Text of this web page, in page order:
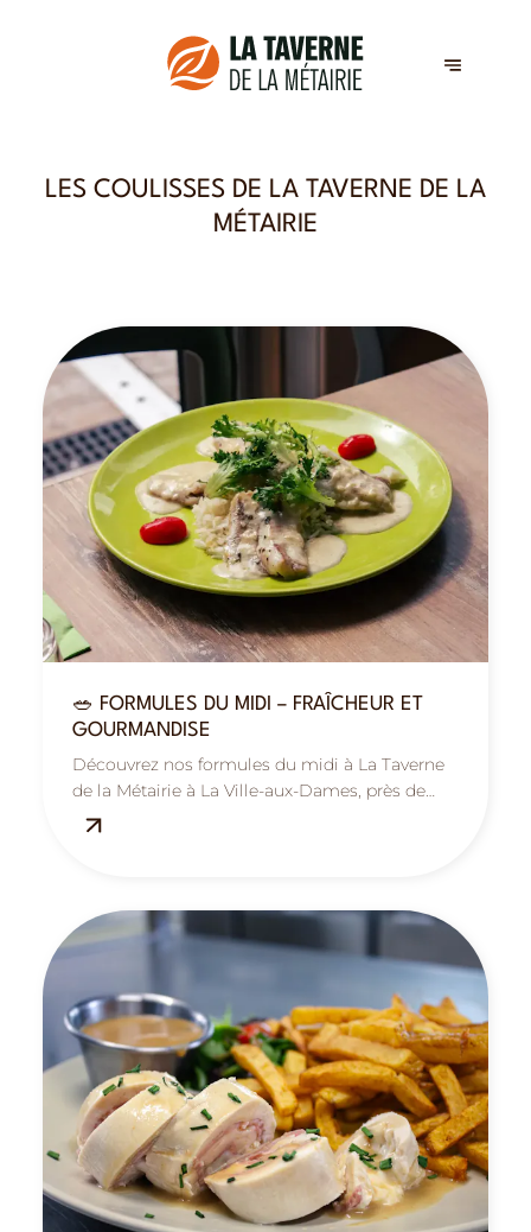
LES COULISSES DE LA TAVERNE DE LA
MÉTAIRIE
🥗 FORMULES DU MIDI – FRAÎCHEUR ET
GOURMANDISE
Découvrez nos formules du midi à La Taverne
de la Métairie à La Ville-aux-Dames, près de
Tours : savoureuses, fraîches et équilibrées.